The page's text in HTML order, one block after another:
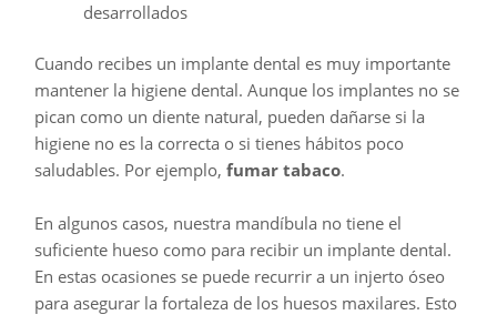
desarrollados
Cuando recibes un implante dental es muy importante
mantener la higiene dental. Aunque los implantes no se
pican como un diente natural, pueden dañarse si la
higiene no es la correcta o si tienes hábitos poco
saludables. Por ejemplo, fumar tabaco.
En algunos casos, nuestra mandíbula no tiene el
suficiente hueso como para recibir un implante dental.
En estas ocasiones se puede recurrir a un injerto óseo
para asegurar la fortaleza de los huesos maxilares. Esto